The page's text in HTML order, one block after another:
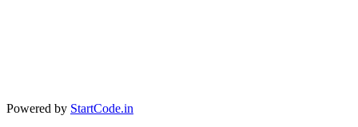
Powered by StartCode.in